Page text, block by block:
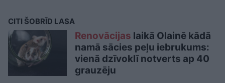
CITI ŠOBRĪD LASA
Renovācijas laikā Olainē kādā
namā sācies peļu iebrukums:
vienā dzīvoklī notverts ap 40
grauzēju